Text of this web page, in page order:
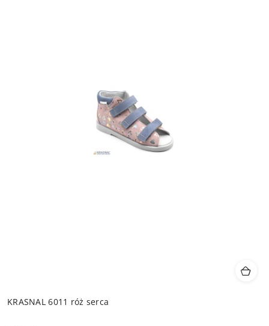
KRASNAL 6011 róż serca